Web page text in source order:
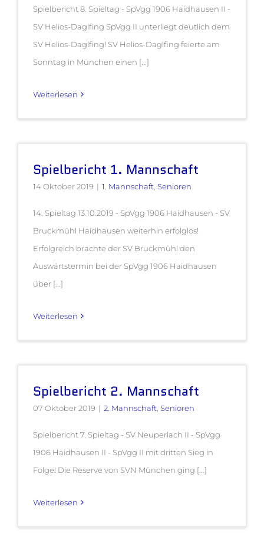
Spielbericht 8. Spieltag - SpVgg 1906 Haidhausen II -
SV Helios-Daglfing SpVgg II unterliegt deutlich dem
SV Helios-Daglfing! SV Helios-Daglfing feierte am
Sonntag in München einen [...]
Weiterlesen
Spielbericht 1. Mannschaft
14 Oktober 2019 | 1. Mannschaft, Senioren
14. Spieltag 13.10.2019 - SpVgg 1906 Haidhausen - SV
Bruckmühl Haidhausen weiterhin erfolglos!
Erfolgreich brachte der SV Bruckmühl den
Auswärtstermin bei der SpVgg 1906 Haidhausen
über [...]
Weiterlesen
Spielbericht 2. Mannschaft
07 Oktober 2019 | 2. Mannschaft, Senioren
Spielbericht 7. Spieltag - SV Neuperlach II - SpVgg
1906 Haidhausen II - SpVgg II mit dritten Sieg in
Folge! Die Reserve von SVN München ging [...]
Weiterlesen